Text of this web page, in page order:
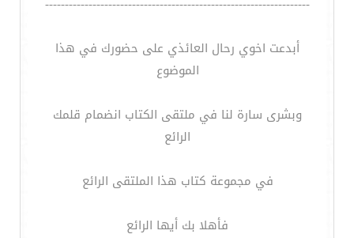
أبدعت اخوي رحال العائذي على حضورك في هذا
الموضوع
وبشرى سارة لنا في ملتقى الكتاب انضمام قلمك
الرائع
في مجموعة كتاب هذا الملتقى الرائع
فأهلا بك أيها الرائع